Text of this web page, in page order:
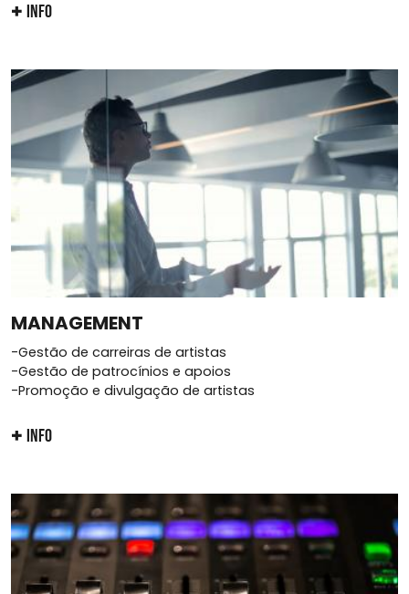
INFO
MANAGEMENT
-Gestão de carreiras de artistas
-Gestão de patrocínios e apoios
-Promoção e divulgação de artistas
INFO